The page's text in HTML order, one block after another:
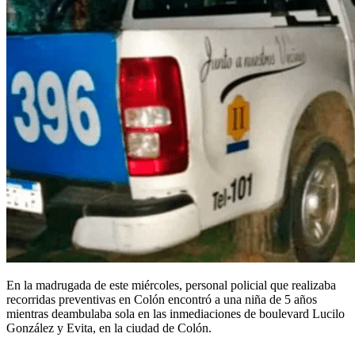
En la madrugada de este miércoles, personal policial que realizaba
recorridas preventivas en Colón encontró a una niña de 5 años
mientras deambulaba sola en las inmediaciones de boulevard Lucilo
González y Evita, en la ciudad de Colón.